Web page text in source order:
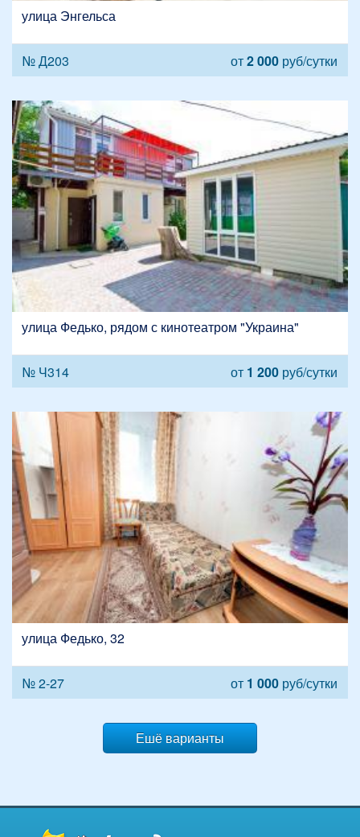
улица Энгельса
№ Д203 от2 000 руб/сутки
улица Федько, рядом с кинотеатром "Украина"
№ Ч314 от 1 200 руб/сутки
улица Федько, 32
№ 2-27 от 1 000 руб/сутки
Ешё варианты